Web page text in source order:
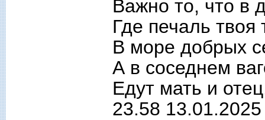
Важно то, что в
Где печаль твоя
В море добрых
А в соседнем
Едут мать и
23.58 13.01.2025